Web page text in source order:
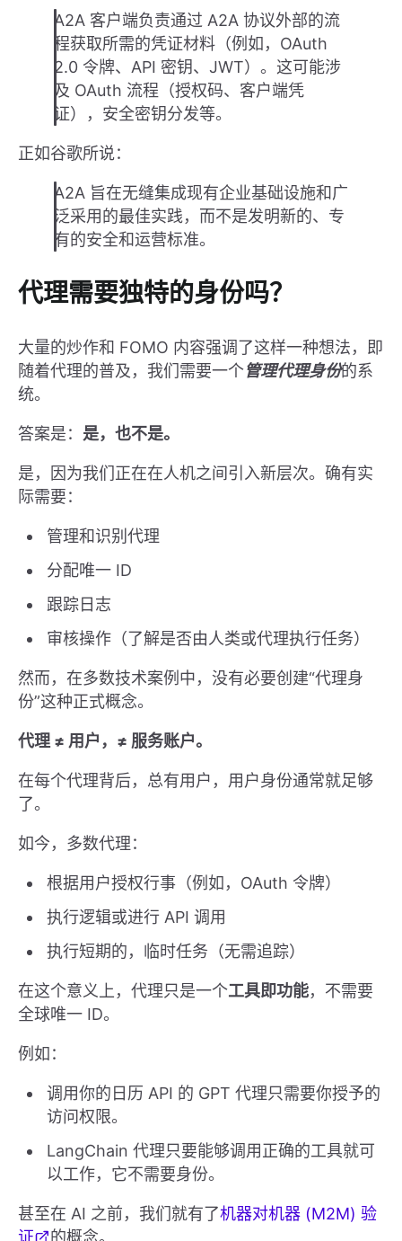
A2A 客户端负责通过 A2A 协议外部的流
程获取所需的凭证材料（例如，OAuth
2.0 令牌、API 密钥、JWT）。这可能涉
及 OAuth 流程（授权码、客户端凭
证），安全密钥分发等。
正如谷歌所说：
A2A 旨在无缝集成现有企业基础设施和广
泛采用的最佳实践，而不是发明新的、专
有的安全和运营标准。
代理需要独特的身份吗？
大量的炒作和 FOMO 内容强调了这样一种想法，即
随着代理的普及，我们需要一个管理代理身份的系
统。
答案是： 是，也不是。
是，因为我们正在在人机之间引入新层次。确有实
际需要：
管理和识别代理
分配唯一 ID
跟踪日志
审核操作（了解是否由人类或代理执行任务）
然而，在多数技术案例中，没有必要创建“代理身
份”这种正式概念。
代理 ≠ 用户，≠ 服务账户。
在每个代理背后，总有用户，用户身份通常就足够
了。
如今，多数代理：
根据用户授权行事（例如，OAuth 令牌）
执行逻辑或进行 API 调用
执行短期的，临时任务（无需追踪）
在这个意义上，代理只是一个工具即功能，不需要
全球唯一 ID。
例如：
调用你的日历 API 的 GPT 代理只需要你授予的
访问权限。
LangChain 代理只要能够调用正确的工具就可
以工作，它不需要身份。
甚至在 AI 之前，我们就有了机器对机器 (M2M) 验